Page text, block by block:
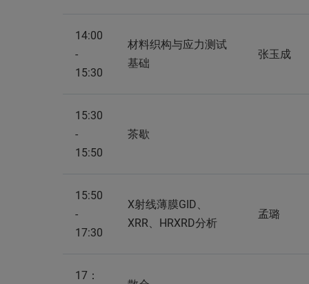
14:00
-
15:30
材料织构与应力测试
基础
张玉成
15:30
-
15:50
茶歇
15:50
-
17:30
X射线薄膜GID、
XRR、HRXRD分析
孟璐
17：